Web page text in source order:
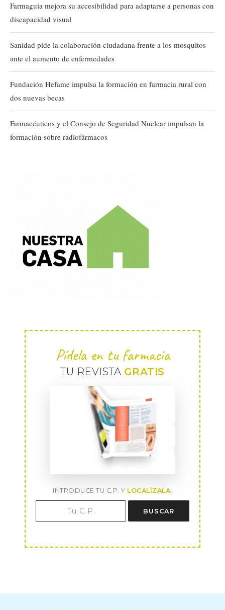
Farmaguia mejora su accesibilidad para adaptarse a personas con
discapacidad visual
Sanidad pide la colaboración ciudadana frente a los mosquitos
ante el aumento de enfermedades
Fundación Hefame impulsa la formación en farmacia rural con
dos nuevas becas
Farmacéuticos y el Consejo de Seguridad Nuclear impulsan la
formación sobre radiofármacos
Pídela en tu farmacia
TU REVISTA GRATIS
INTRODUCE TU C.P. Y LOCALÍZALA:
BUSCAR